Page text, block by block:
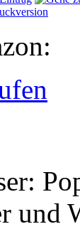
und